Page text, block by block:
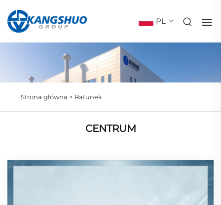
PL
Strona główna > Ratunek
CENTRUM